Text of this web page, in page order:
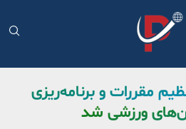
مقررات و برنامه‌ریزی
ورزشی شد